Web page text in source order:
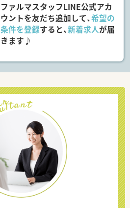
ファルマスタッフLINE公式アカ
ウントを友だち追加して、希望の
条件を登録すると、新着求人が届
きます♪